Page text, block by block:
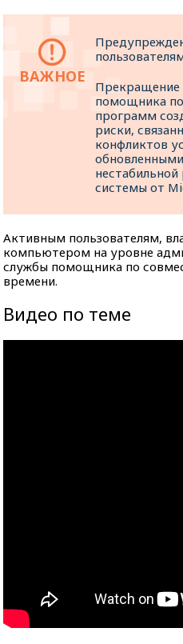
Прекращение
помощника
программ
риски,
конфликтов
системы от
Активным пользователям,
компьютером на уровне
службы помощника по
времени.
Видео по теме